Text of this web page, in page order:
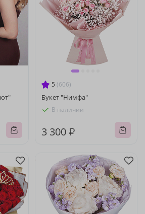
5 (606)
Букет "Нимфа"
В наличии
3 300 ₽